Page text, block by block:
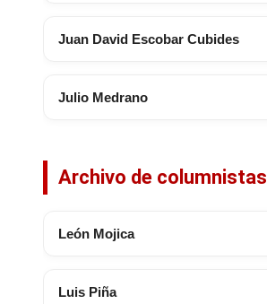
Juan David Escobar Cubides
Julio Medrano
Archivo de columnistas
León Mojica
Luis Piña